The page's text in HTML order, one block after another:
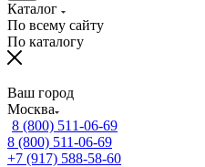
Каталог
По всему сайту
По каталогу
Ваш город
Москва
8 (800) 511-06-69
8 (800) 511-06-69
+7 (917) 588-58-60